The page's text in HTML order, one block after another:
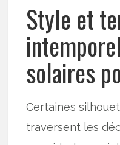
Style et
solaires
Certaines
traversent les